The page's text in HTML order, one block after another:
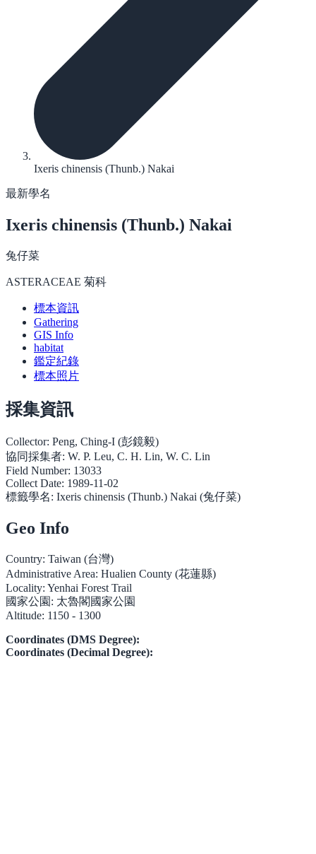
Ixeris chinensis (Thunb.) Nakai
最新學名
Ixeris chinensis (Thunb.) Nakai
兔仔菜
ASTERACEAE 菊科
標本資訊
Gathering
GIS Info
habitat
鑑定紀錄
標本照片
採集資訊
Collector: Peng, Ching-I (彭鏡毅)
協同採集者: W. P. Leu, C. H. Lin, W. C. Lin
Field Number: 13033
Collect Date: 1989-11-02
標籤學名: Ixeris chinensis (Thunb.) Nakai (兔仔菜)
Geo Info
Country: Taiwan (台灣)
Administrative Area: Hualien County (花蓮縣)
Locality: Yenhai Forest Trail
國家公園: 太魯閣國家公園
Altitude: 1150 - 1300
Coordinates (DMS Degree):
Coordinates (Decimal Degree):